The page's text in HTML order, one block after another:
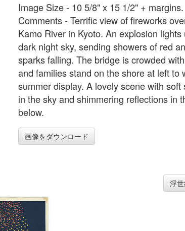
Image Size - 10 5/8" x 15 1/2" + margins.
Comments - Terrific view of fireworks
Kamo River in Kyoto. An explosion lights
dark night sky, sending showers of red
sparks falling. The bridge is crowded
and families stand on the shore at left to
summer display. A lovely scene with soft
in the sky and shimmering reflections in
below.
画像をダウンロード
浮